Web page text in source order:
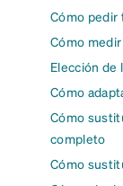
Cómo pedir
Cómo
Elección de
Cómo
Cómo
completo
Cómo